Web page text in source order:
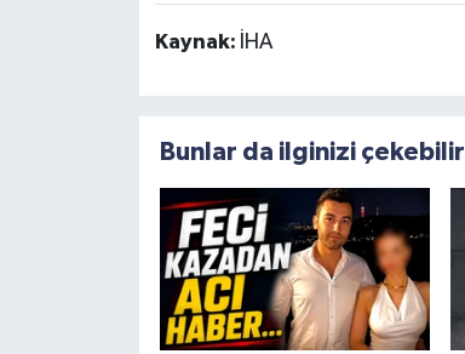
Kaynak: İHA
Bunlar da ilginizi çekebilir